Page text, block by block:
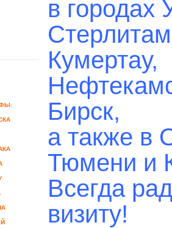
в городах
Кумертау,
Бирск,
а также в
Тюмени и
Всегда
визиту!